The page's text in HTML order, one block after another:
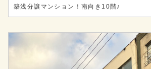
築浅分譲マンション！南向き10階♪